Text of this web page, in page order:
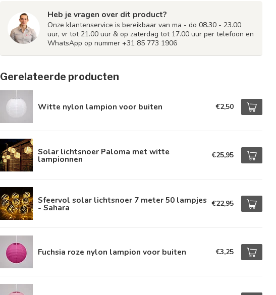
Heb je vragen over dit product?
Onze klantenservice is bereikbaar van ma - do 08.30 - 23.00
uur, vr tot 21.00 uur & op zaterdag tot 17.00 uur per telefoon en
WhatsApp op nummer +31 85 773 1906
Gerelateerde producten
Witte nylon lampion voor buiten €2,50
Solar lichtsnoer Paloma met witte
lampionnen €25,95
Sfeervol solar lichtsnoer 7 meter 50 lampjes
- Sahara €22,95
Fuchsia roze nylon lampion voor buiten €3,25